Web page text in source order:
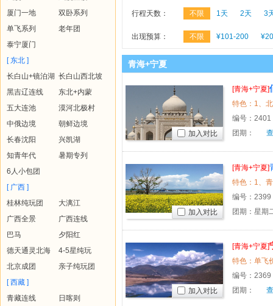
厦门一地
双卧系列
单飞系列
老年团
泰宁厦门
[ 东北 ]
长白山+镜泊湖 长白山西北坡
黑吉辽连线
东北+内蒙
五大连池
漠河北极村
中俄边境
朝鲜边境
长春沈阳
兴凯湖
知青年代
暑期专列
6人小包团
[ 广西 ]
桂林纯玩团
大漓江
广西全景
广西连线
巴马
夕阳红
德天通灵北海
4-5星纯玩
北京成团
亲子纯玩团
[ 西藏 ]
青藏连线
日喀则
行程天数： 不限 1天 2天 3
出现预算： 不限 ¥101-200
青海+宁夏
[青海+宁夏]
编号： 2401
团期：
加入对比
[青海+宁夏]
编号： 2399
团期：星期
加入对比
[青海+宁夏]
特色：单飞
编号： 2369
团期：
加入对比